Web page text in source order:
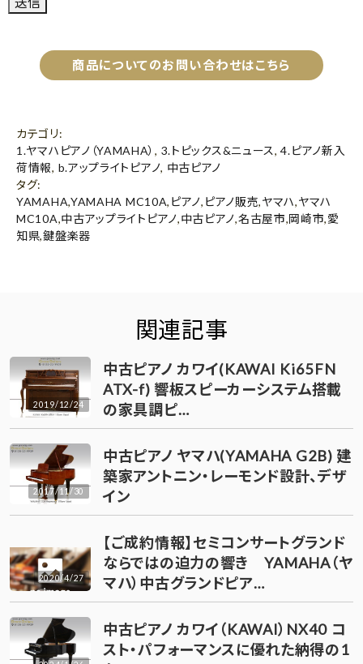
商品についてのお問い合わせはこちら
カテゴリ:
1.ヤマハピアノ（YAMAHA）, 3.トピックス&ニュース,4.ピアノ新入
荷情報, b.アップライトピアノ, 中古ピアノ
タグ:
YAMAHA,YAMAHA MC10A, ピアノ, ピアノ販売,ヤマハ,ヤマハ
MC10A,中古アップライトピアノ,中古ピアノ,名古屋市,岡崎市,愛
知県,鍵盤楽器
関連記事
2019/12/24
中古ピアノ カワイ(KAWAI Ki65FN
ATX-f) 響板スピーカーシステム搭載
の家具調ピ…
2017/11/30
中古ピアノ ヤマハ(YAMAHA G2B) 建
築家アントニン・レーモンド設計、デザ
イン
2020/4/27
【ご成約情報】セミコンサートグランド
ならではの迫力の響き YAMAHA（ヤ
マハ）中古グランドピア…
中古ピアノ カワイ（KAWAI）NX40 コ
スト・パフォーマンスに優れた納得の1